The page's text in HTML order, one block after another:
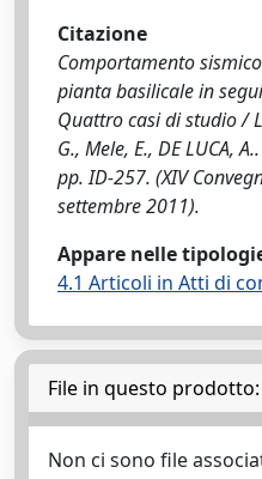
Citazione
Comportamento
pianta basilicale in
Quattro casi di studio /
G., Mele, E., DE LUCA,
pp. ID-257. (XIV
settembre 2011).
Appare nelle
4.1 Articoli in Atti di
File in questo prodotto:
Non ci sono file